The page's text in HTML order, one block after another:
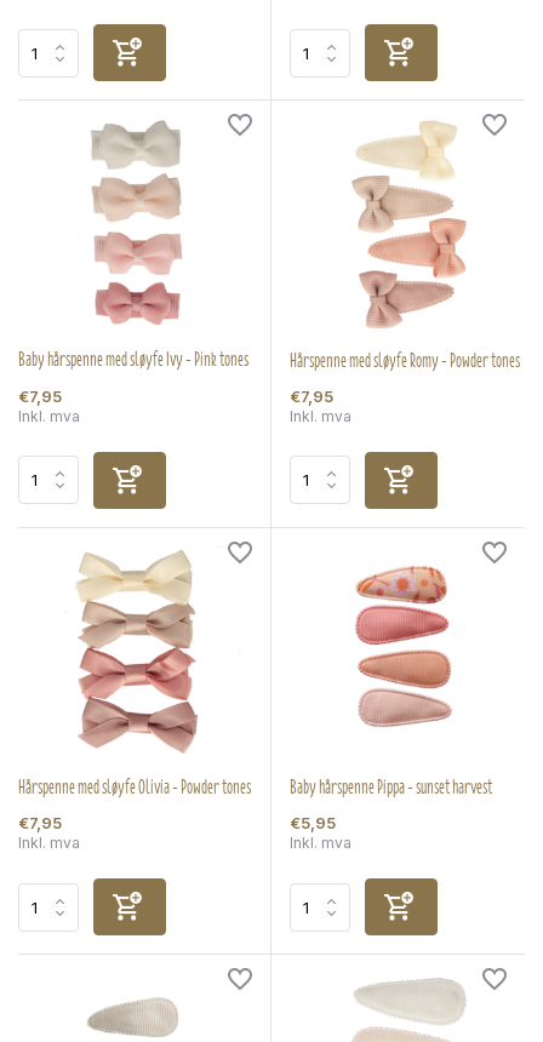
Baby hårspenne med sløyfe Ivy - Pink tones
€7,95
Inkl. mva
Hårspenne med sløyfe Romy - Powder tones
€7,95
Inkl. mva
Hårspenne med sløyfe Olivia - Powder tones
€7,95
Inkl. mva
Baby hårspenne Pippa - sunset harvest
€5,95
Inkl. mva